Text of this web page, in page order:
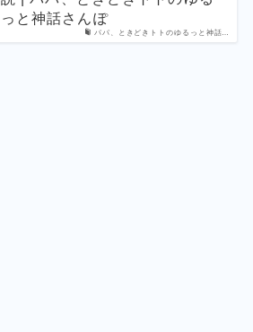
パパ、ときどきトトのゆるっと神話…
っと神話さんぽ